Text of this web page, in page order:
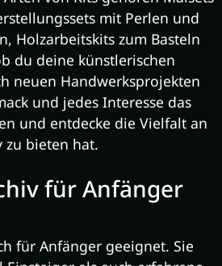
mit Perlen und
Holzarbeitskits zum Basteln
du deine künstlerischen
neuen Handwerksprojekten
und jedes Interesse das
und entdecke die Vielfalt an
zu bieten hat.
für Anfänger
für Anfänger geeignet. Sie